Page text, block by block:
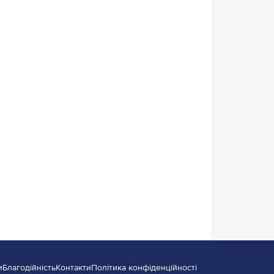
БлагодійністьКонтактиПолітика конфіденційності